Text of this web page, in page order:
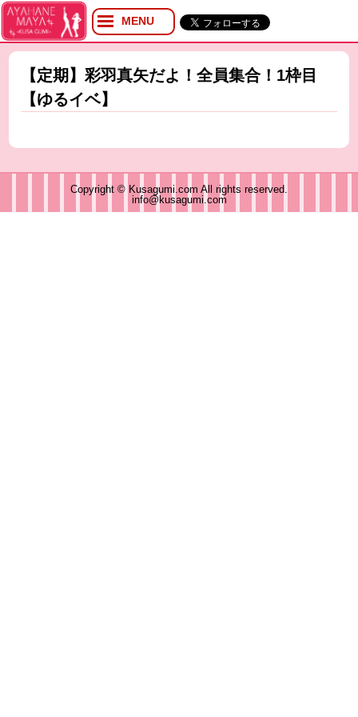
MENU
プロフィール
Twitter
YouTube
【定期】彩羽真矢だよ！全員集合！1枠目
【ゆるイベ】
Copyright © Kusagumi.com All rights reserved.
info@kusagumi.com